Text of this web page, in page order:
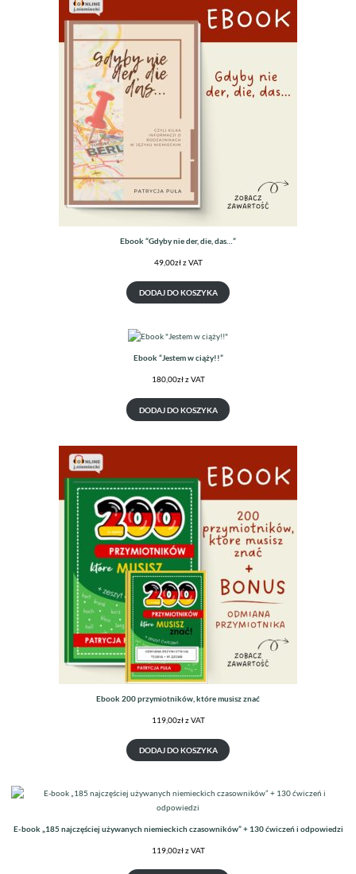
Ebook “Gdyby nie der, die, das…”
49,00zł z VAT
DODAJ DO KOSZYKA
Ebook “Jestem w ciąży!!”
180,00zł z VAT
DODAJ DO KOSZYKA
Ebook 200 przymiotników, które musisz znać
119,00zł z VAT
DODAJ DO KOSZYKA
E-book „185 najczęściej używanych niemieckich czasowników” + 130 ćwiczeń i odpowiedzi
119,00zł z VAT